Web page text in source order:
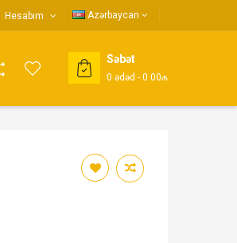
Hesabım Azərbaycan
Səbət
0 ədəd - 0.00₼